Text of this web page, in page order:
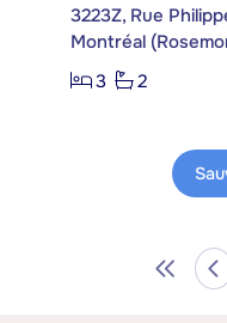
3223Z, Rue
Montréal
3
2